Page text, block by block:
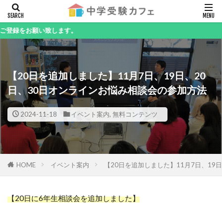
します。
【20日を追加しました】11月7日、19日、20
日、30日オンラインお悩み相談会の参加方法
2024-11-18 イベント案内, 無料コンテンツ
HOME イベント案内 【20日を追加しました】11月7日、19
【20日に6年生相談会を追加しました】
キーワード
カテゴリー
検索